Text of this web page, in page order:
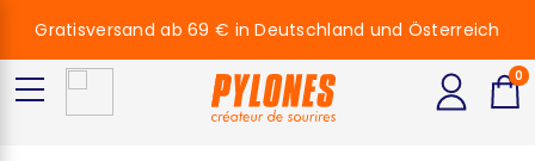
Gratisversand ab 69 € in Deutschland und Österreich
0